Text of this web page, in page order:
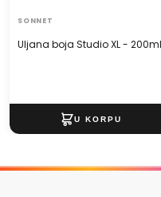
Uljana boja Studio XL - 200ml
SONNET